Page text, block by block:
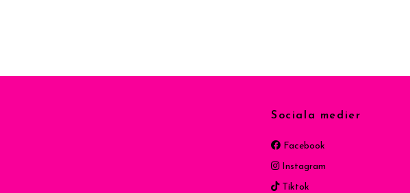
Sociala medier
Facebook
Instagram
Tiktok